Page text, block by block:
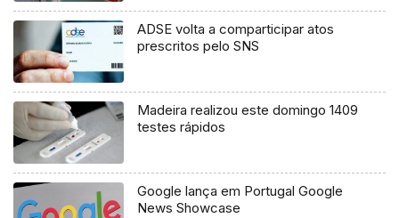
ADSE volta a comparticipar atos
prescritos pelo SNS
Madeira realizou este domingo 1409
testes rápidos
Google lança em Portugal Google
News Showcase